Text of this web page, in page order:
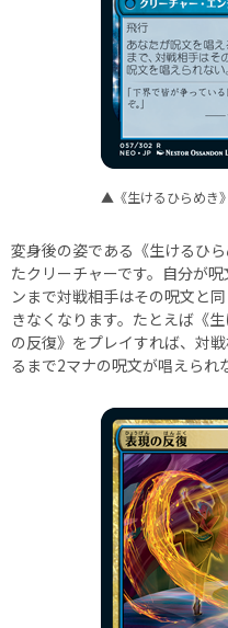
▲《生けるひらめき》
変身後の姿である《生けるひ
たクリーチャーです。自分が
ンまで対戦相手はその呪文と
きなくなります。たとえば《
の反復》をプレイすれば、対
るまで2マナの呪文が唱えら